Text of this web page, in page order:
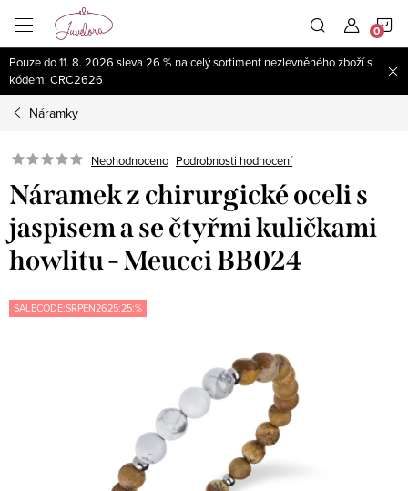
obsah
Pouze do 11. 8. 2026 sleva 26 % na celý sortiment nezlevněného zboží s
kódem: CRC2626
Náramky
Neohodnoceno Podrobnosti hodnocení
Náramek z chirurgické oceli s
jaspisem a se čtyřmi kuličkami
howlitu - Meucci BB024
SALECODE:SRPEN2625:25:%